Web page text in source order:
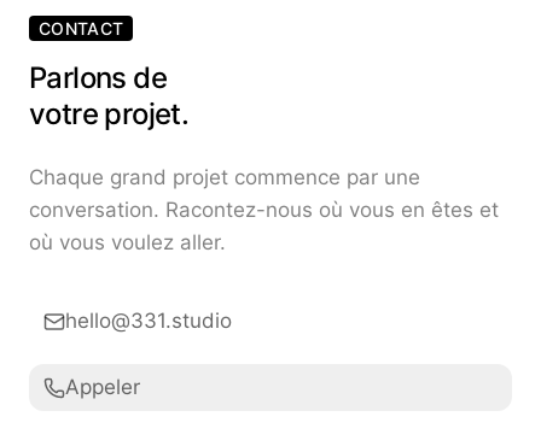
CONTACT
Parlons de
votre projet.
Chaque grand projet commence par une
conversation. Racontez-nous où vous en êtes et
où vous voulez aller.
hello@331.studio
Appeler